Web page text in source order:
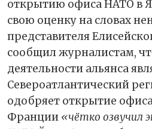
открытию офиса НАТО в
свою оценку на словах
представителя
сообщил журналистам,
деятельности альянса
Североатлантический
одобряет открытие
Франции «чётко озвучил